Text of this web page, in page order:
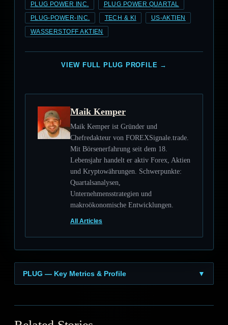
PLUG POWER INC. PLUG POWER QUARTAL
PLUG-POWER-INC. TECH & KI US-AKTIEN
WASSERSTOFF AKTIEN
VIEW FULL PLUG PROFILE →
Maik Kemper
Maik Kemper ist Gründer und
Chefredakteur von FOREXSignale.trade.
Mit Börsenerfahrung seit dem 18.
Lebensjahr handelt er aktiv Forex, Aktien
und Kryptowährungen. Schwerpunkte:
Quartalsanalysen,
Unternehmensstrategien und
makroökonomische Entwicklungen.
All Articles
PLUG — Key Metrics & Profile ▼